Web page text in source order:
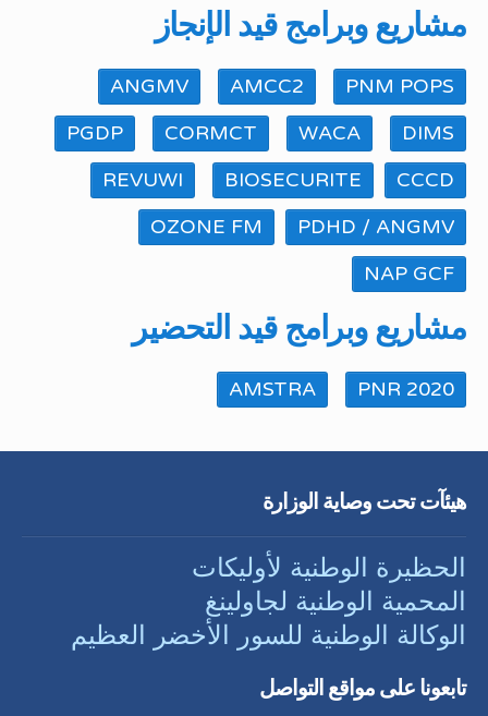
مشاريع وبرامج قيد الإنجاز
PNM POPS
AMCC2
ANGMV
DIMS
WACA
CORMCT
PGDP
CCCD
BIOSECURITE
REVUWI
PDHD / ANGMV
OZONE FM
NAP GCF
مشاريع وبرامج قيد التحضير
PNR 2020
AMSTRA
هيئآت تحت وصاية الوزارة
الحظيرة الوطنية لأوليكات
المحمية الوطنية لجاولينغ
الوكالة الوطنية للسور الأخضر العظيم
تابعونا على مواقع التواصل